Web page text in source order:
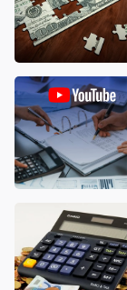
MES/
SCADA